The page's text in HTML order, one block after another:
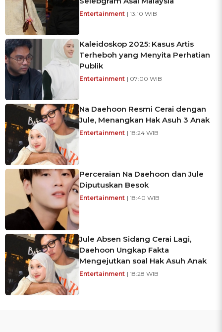
Entertainment | 13:10 WIB
Kaleidoskop 2025: Kasus Artis
Terheboh yang Menyita Perhatian
Publik
Entertainment | 07:00 WIB
Na Daehoon Resmi Cerai dengan
Jule, Menangkan Hak Asuh 3 Anak
Entertainment | 18:24 WIB
Perceraian Na Daehoon dan Jule
Diputuskan Besok
Entertainment | 18:40 WIB
Jule Absen Sidang Cerai Lagi,
Daehoon Ungkap Fakta
Mengejutkan soal Hak Asuh Anak
Entertainment | 18:28 WIB